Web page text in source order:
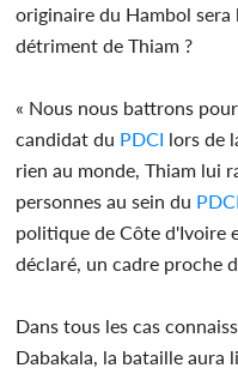
originaire du Hambol sera
détriment de Thiam ?
« Nous nous battrons
candidat du PDCI lors de
rien au monde, Thiam lui
personnes au sein du PDCI
politique de Côte d'Ivoire
déclaré, un cadre proche
Dans tous les cas
Dabakala, la bataille aura